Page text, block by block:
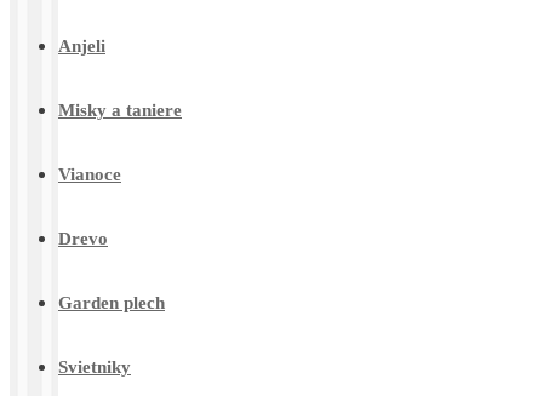
Anjeli
Misky a taniere
Vianoce
Drevo
Garden plech
Svietniky